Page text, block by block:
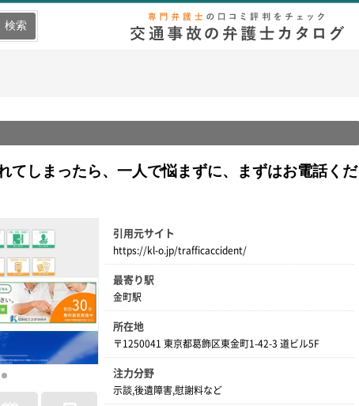
護士費用 無料相談
てしまったら、一人で悩まずに、まずはお電話くだ
引用元サイト
https://kl-o.jp/trafficaccident/
最寄り駅
金町駅
所在地
〒1250041 東京都葛飾区東金町1-42-3 道ビル5F
注力分野
示談,後遺障害,慰謝料など